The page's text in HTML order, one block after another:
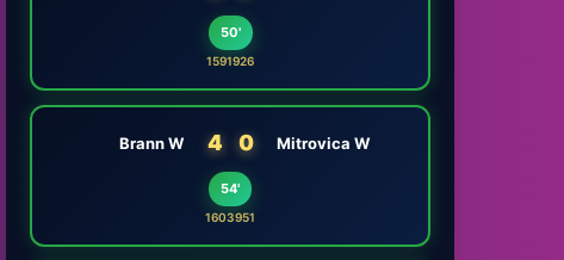
50'
1591926
Brann W 4 0 Mitrovica W
54'
1603951